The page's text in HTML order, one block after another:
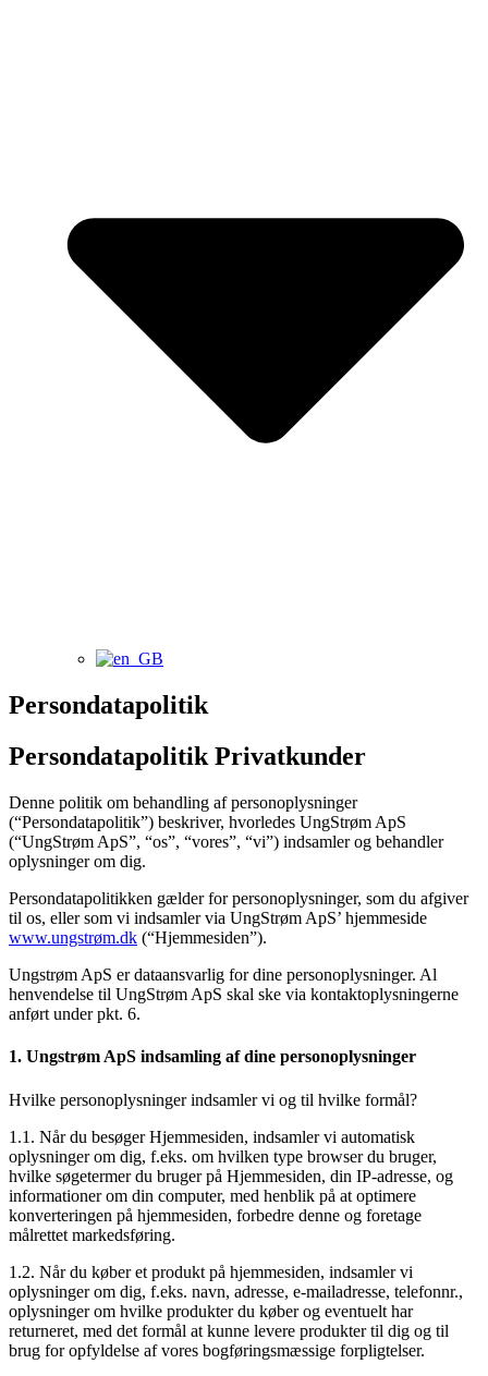
Persondatapolitik
Persondatapolitik Privatkunder
Denne politik om behandling af personoplysninger
(“Persondatapolitik”) beskriver, hvorledes UngStrøm ApS
(“UngStrøm ApS”, “os”, “vores”, “vi”) indsamler og behandler
oplysninger om dig.
Persondatapolitikken gælder for personoplysninger, som du afgiver
til os, eller som vi indsamler via UngStrøm ApS’ hjemmeside
www.ungstrøm.dk (“Hjemmesiden”).
Ungstrøm ApS er dataansvarlig for dine personoplysninger. Al
henvendelse til UngStrøm ApS skal ske via kontaktoplysningerne
anført under pkt. 6.
1. Ungstrøm ApS indsamling af dine personoplysninger
Hvilke personoplysninger indsamler vi og til hvilke formål?
1.1. Når du besøger Hjemmesiden, indsamler vi automatisk
oplysninger om dig, f.eks. om hvilken type browser du bruger,
hvilke søgetermer du bruger på Hjemmesiden, din IP-adresse, og
informationer om din computer, med henblik på at optimere
konverteringen på hjemmesiden, forbedre denne og foretage
målrettet markedsføring.
1.2. Når du køber et produkt på hjemmesiden, indsamler vi
oplysninger om dig, f.eks. navn, adresse, e-mailadresse, telefonnr.,
oplysninger om hvilke produkter du køber og eventuelt har
returneret, med det formål at kunne levere produkter til dig og til
brug for opfyldelse af vores bogføringsmæssige forpligtelser.